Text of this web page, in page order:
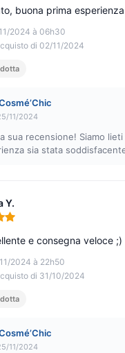
2024 à 06h30
di 02/11/2024
buona prima esperienza
11/2024
sua recensione! Siamo
sia stata
Y.
5
2024 à 22h50
di 31/10/2024
e consegna veloce ;)
11/2024